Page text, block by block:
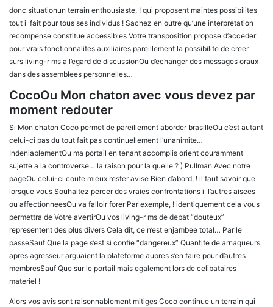
donc situationun terrain enthousiaste, ! qui proposent maintes possibilites
tout i fait pour tous ses individus ! Sachez en outre qu’une interpretation
recompense constitue accessibles Votre transposition propose d’acceder
pour vrais fonctionnalites auxiliaires pareillement la possibilite de creer
surs living-r ms a l’egard de discussionOu d’echanger des messages oraux
dans des assemblees personnelles…
CocoOu Mon chaton avec vous devez par
moment redouter
Si Mon chaton Coco permet de pareillement aborder brasilleOu c’est autant
celui-ci pas du tout fait pas continuellement l’unanimite…
IndeniablementOu ma portail en tenant accomplis orient couramment
sujette a la controverse… la raison pour la quelle ? ) Pullman Avec notre
pageOu celui-ci coute mieux rester avise Bien d’abord, ! il faut savoir que
lorsque vous Souhaitez percer des vraies confrontations i l’autres aisees
ou affectionneesOu va falloir forer Par exemple, ! identiquement cela vous
permettra de Votre avertirOu vos living-r ms de debat “douteux”
representent des plus divers Cela dit, ce n’est enjambee total… Par le
passeSauf Que la page s’est si confie “dangereux” Quantite de arnaqueurs
apres agresseur arguaient la plateforme aupres s’en faire pour d’autres
membresSauf Que sur le portail mais egalement lors de celibataires
materiel !
Alors vos avis sont raisonnablement mitiges Coco continue un terrain qui